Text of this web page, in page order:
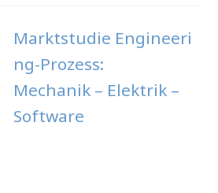
Marktstudie Engineeri
ng-Prozess:
Mechanik – Elektrik –
Software